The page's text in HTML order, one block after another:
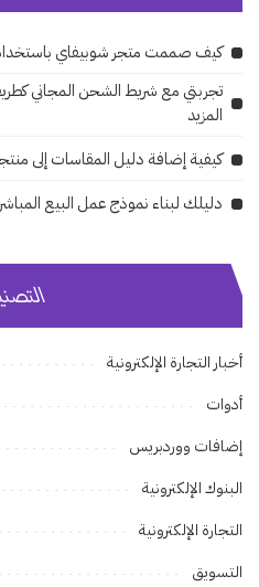
كيف صممت متجر شوبيفاي باستخدام
تجربتي مع شريط الشحن المجاني
المزيد
كيفية إضافة دليل المقاسات إلى
دليلك لبناء نموذج عمل البيع
أخبار التجارة الإلكترونية
أدوات
إضافات ووردبريس
البنوك الإلكترونية
التجارة الإلكترونية
التسويق